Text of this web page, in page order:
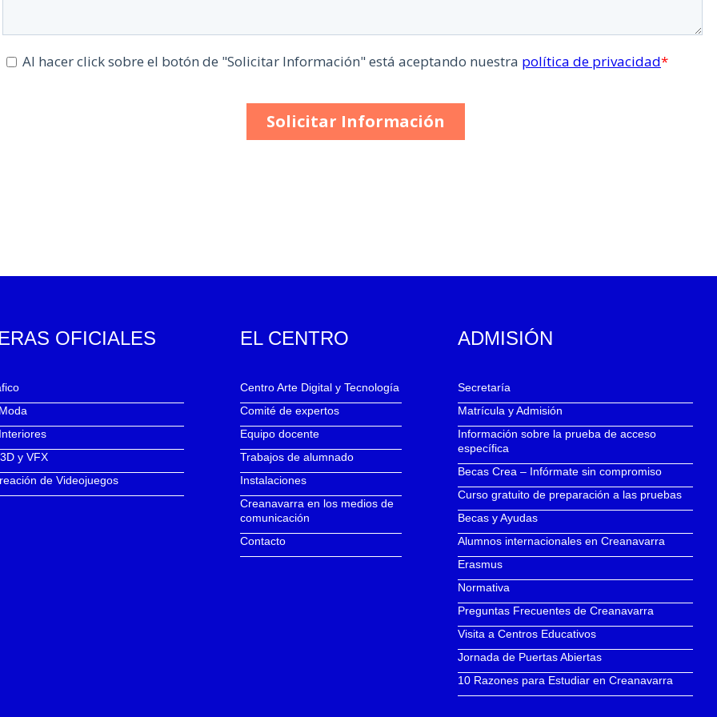
OFICIALES
y VFX
de Videojuegos
EL CENTRO
Centro Arte Digital y Tecnología
Comité de expertos
Equipo docente
Trabajos de alumnado
Instalaciones
Creanavarra en los medios de
comunicación
Contacto
ADMISIÓN
Secretaría
Matrícula y Admisión
Información sobre la prueba de acceso
específica
Becas Crea – Infórmate sin compromiso
Curso gratuito de preparación a las pruebas
Becas y Ayudas
Alumnos internacionales en Creanavarra
Erasmus
Normativa
Preguntas Frecuentes de Creanavarra
Visita a Centros Educativos
Jornada de Puertas Abiertas
10 Razones para Estudiar en Creanavarra